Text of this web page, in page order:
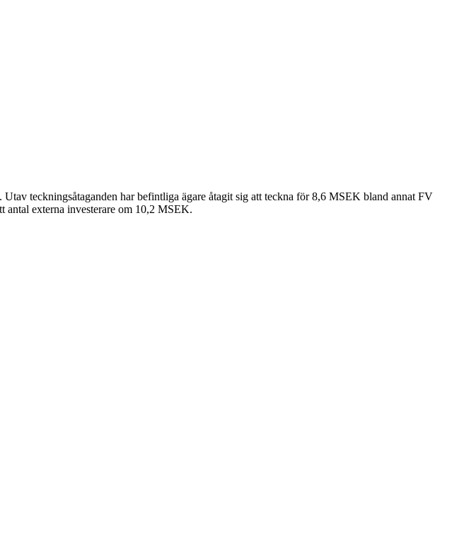
teckningsåtaganden har befintliga ägare åtagit sig att teckna för 8,6 MSEK bland annat FV
antal externa investerare om 10,2 MSEK.